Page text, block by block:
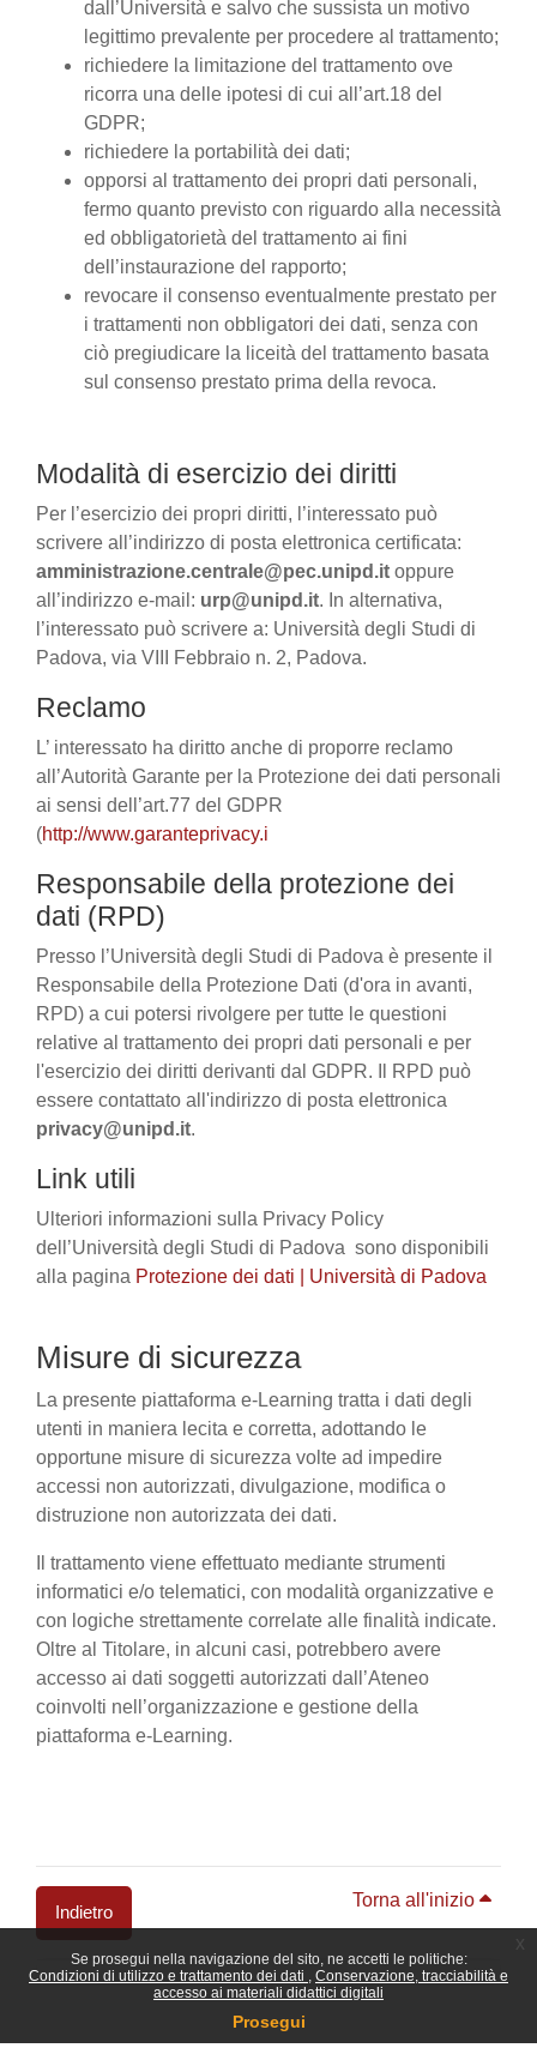
Se prosegui nella navigazione del sito, ne accetti le politiche:
Condizioni di utilizzo e trattamento dei dati
Conservazione, tracciabilità e
accesso ai materiali didattici digitali
Prosegui
dall’Università e salvo che sussista un motivo
legittimo prevalente per procedere al trattamento;
richiedere la limitazione del trattamento ove
ricorra una delle ipotesi di cui all’art.18 del
GDPR;
richiedere la portabilità dei dati;
opporsi al trattamento dei propri dati personali,
fermo quanto previsto con riguardo alla necessità
ed obbligatorietà del trattamento ai fini
dell’instaurazione del rapporto;
revocare il consenso eventualmente prestato per
i trattamenti non obbligatori dei dati, senza con
ciò pregiudicare la liceità del trattamento basata
sul consenso prestato prima della revoca.
Modalità di esercizio dei diritti
Per l’esercizio dei propri diritti, l’interessato può
scrivere all’indirizzo di posta elettronica certificata:
amministrazione.centrale@pec.unipd.it oppure
all’indirizzo e-mail: urp@unipd.it. In alternativa,
l’interessato può scrivere a: Università degli Studi di
Padova, via VIII Febbraio n. 2, Padova.
Reclamo
L’ interessato ha diritto anche di proporre reclamo
all’Autorità Garante per la Protezione dei dati personali
ai sensi dell’art.77 del GDPR
(http://www.garanteprivacy.i
Responsabile della protezione dei
dati (RPD)
Presso l’Università degli Studi di Padova è presente il
Responsabile della Protezione Dati (d'ora in avanti,
RPD) a cui potersi rivolgere per tutte le questioni
relative al trattamento dei propri dati personali e per
l'esercizio dei diritti derivanti dal GDPR. Il RPD può
essere contattato all'indirizzo di posta elettronica
privacy@unipd.it.
Link utili
Ulteriori informazioni sulla Privacy Policy
dell’Università degli Studi di Padova sono disponibili
alla pagina Protezione dei dati | Università di Padova
Misure di sicurezza
La presente piattaforma e-Learning tratta i dati degli
utenti in maniera lecita e corretta, adottando le
opportune misure di sicurezza volte ad impedire
accessi non autorizzati, divulgazione, modifica o
distruzione non autorizzata dei dati.
Il trattamento viene effettuato mediante strumenti
informatici e/o telematici, con modalità organizzative e
con logiche strettamente correlate alle finalità indicate.
Oltre al Titolare, in alcuni casi, potrebbero avere
accesso ai dati soggetti autorizzati dall’Ateneo
coinvolti nell’organizzazione e gestione della
piattaforma e-Learning.
Indietro
Torna all'inizio
Blocchi